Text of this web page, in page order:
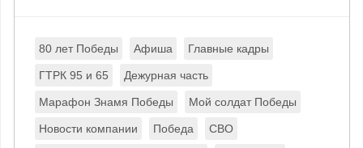
80 лет Победы Афиша Главные кадры
ГТРК 95 и 65 Дежурная часть
Марафон Знамя Победы Мой солдат Победы
Новости компании Победа СВО